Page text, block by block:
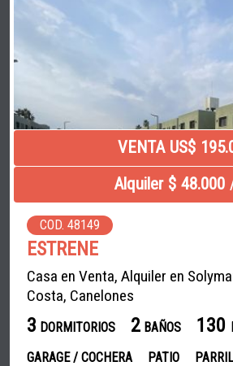
VENTA US$
Alquiler $ 48.000
COD. 48149
ESTRENE
Casa en Venta, Alquiler en
Costa, Canelones
3 DORMITORIOS 2 BAÑOS 130
GARAGE / COCHERA
PATIO